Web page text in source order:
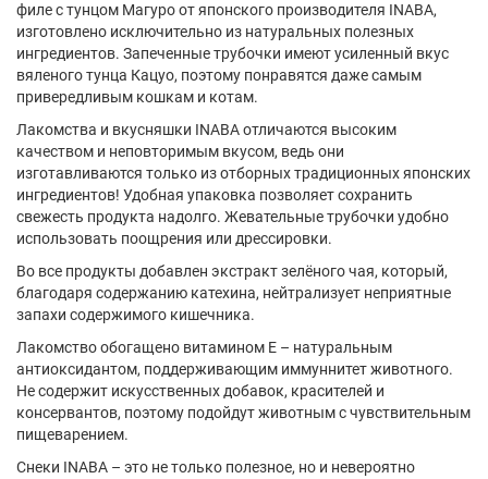
филе с тунцом Магуро от японского производителя INABA,
изготовлено исключительно из натуральных полезных
ингредиентов. Запеченные трубочки имеют усиленный вкус
вяленого тунца Кацуо, поэтому понравятся даже самым
привередливым кошкам и котам.
Лакомства и вкусняшки INABA отличаются высоким
качеством и неповторимым вкусом, ведь они
изготавливаются только из отборных традиционных японских
ингредиентов! Удобная упаковка позволяет сохранить
свежесть продукта надолго. Жевательные трубочки удобно
использовать поощрения или дрессировки.
Во все продукты добавлен экстракт зелёного чая, который,
благодаря содержанию катехина, нейтрализует неприятные
запахи содержимого кишечника.
Лакомство обогащено витамином Е – натуральным
антиоксидантом, поддерживающим иммуннитет животного.
Не содержит искусственных добавок, красителей и
консервантов, поэтому подойдут животным с чувствительным
пищеварением.
Снеки INABA – это не только полезное, но и невероятно